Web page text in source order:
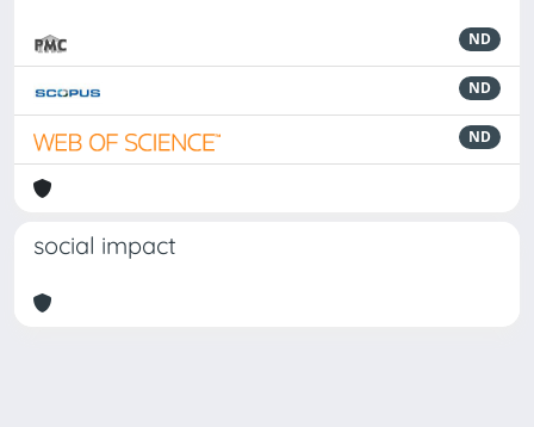
ND
ND
ND
social impact